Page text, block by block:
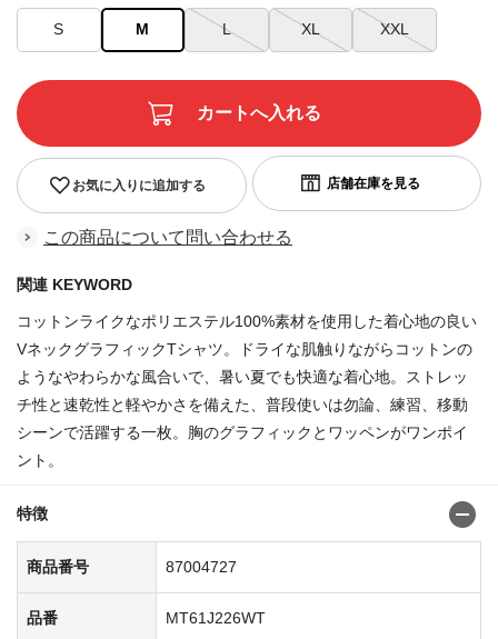
S M L XL XXL
お気に入りに追加する
この商品について問い合わせる
関連 KEYWORD
コットンライクなポリエステル100%素材を使用した着心地の良い
VネックグラフィックTシャツ。ドライな肌触りながらコットンの
ようなやわらかな風合いで、暑い夏でも快適な着心地。ストレッ
チ性と速乾性と軽やかさを備えた、普段使いは勿論、練習、移動
シーンで活躍する一枚。胸のグラフィックとワッペンがワンポイ
ント。
特徴
商品番号 87004727
品番 MT61J226WT